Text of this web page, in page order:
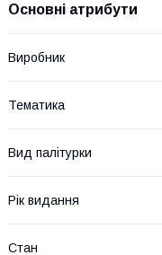
Основні атрибути
Виробник
Тематика
Вид палітурки
Рік видання
Стан